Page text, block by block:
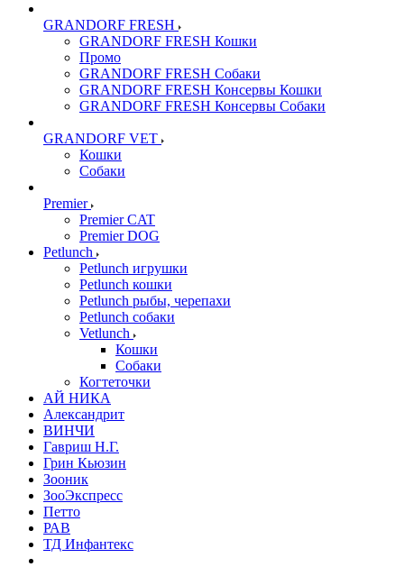
GRANDORF FRESH
GRANDORF FRESH Кошки
Промо
GRANDORF FRESH Собаки
GRANDORF FRESH Консервы Кошки
GRANDORF FRESH Консервы Собаки
GRANDORF VET
Кошки
Собаки
Premier
Premier CAT
Premier DOG
Petlunch
Petlunch игрушки
Petlunch кошки
Petlunch рыбы, черепахи
Petlunch собаки
Vetlunch
Кошки
Собаки
Когтеточки
АЙ НИКА
Александрит
ВИНЧИ
Гавриш Н.Г.
Грин Кьюзин
Зооник
ЗооЭкспресс
Петто
РАВ
ТД Инфантекс